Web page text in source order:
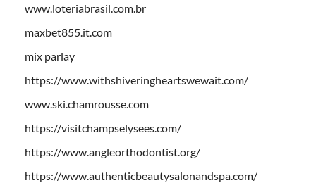
www.loteriabrasil.com.br
maxbet855.it.com
mix parlay
https://www.withshiveringheartswewait.com/
www.ski.chamrousse.com
https://visitchampselysees.com/
https://www.angleorthodontist.org/
https://www.authenticbeautysalonandspa.com/